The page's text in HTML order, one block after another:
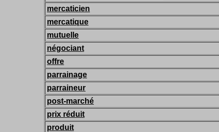
mercaticien
mercatique
mutuelle
négociant
offre
parrainage
parraineur
post-marché
prix réduit
produit